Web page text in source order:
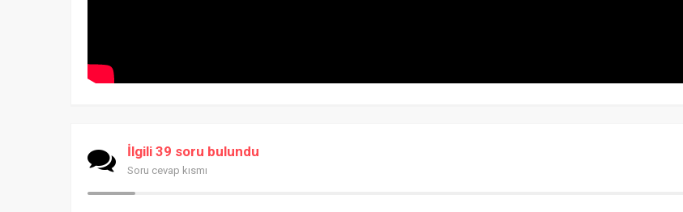
İlgili 39 soru bulundu
Soru cevap kısmı